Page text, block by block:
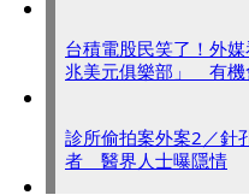
台積電股民笑了！外
兆美元俱樂部」 有機
診所偷拍案外案2／針
者 醫界人士曝隱情